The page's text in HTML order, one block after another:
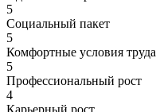
5
Социальный пакет
5
Комфортные условия труда
5
Профессиональный рост
4
Карьерный рост